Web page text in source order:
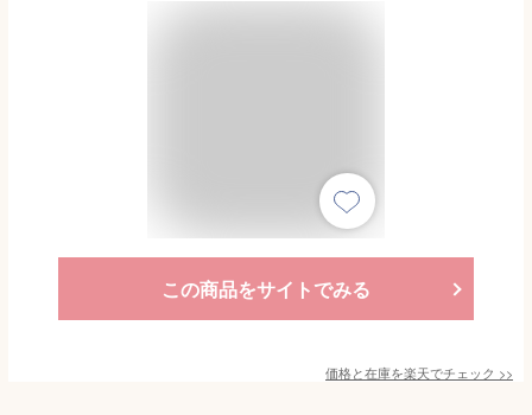
この商品をサイトでみる
価格と在庫を楽天でチェック >>